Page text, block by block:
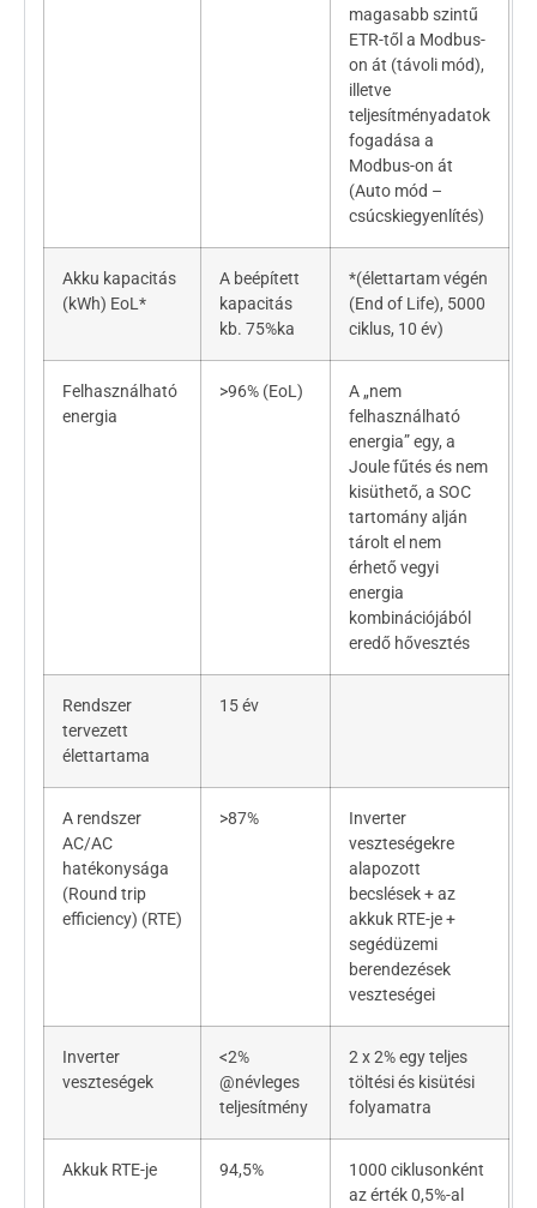
magasabb szintű
ETR-től a Modbus-
on át (távoli mód),
illetve
teljesítményadatok
fogadása a
Modbus-on át
(Auto mód –
csúcskiegyenlítés)
Akku kapacitás
(kWh) EoL*
A beépített
kapacitás
kb. 75%ka
*(élettartam végén
(End of Life), 5000
ciklus, 10 év)
Felhasználható
energia
>96% (EoL)
A „nem
felhasználható
energia” egy, a
Joule fűtés és nem
kisüthető, a SOC
tartomány alján
tárolt el nem
érhető vegyi
energia
kombinációjából
eredő hővesztés
Rendszer
tervezett
élettartama
15 év
A rendszer
AC/AC
hatékonysága
(Round trip
efficiency) (RTE)
>87%
Inverter
veszteségekre
alapozott
becslések + az
akkuk RTE-je +
segédüzemi
berendezések
veszteségei
Inverter
veszteségek
<2%
@névleges
teljesítmény
2 x 2% egy teljes
töltési és kisütési
folyamatra
Akkuk RTE-je 94,5%
1000 ciklusonként
az érték 0,5%-al